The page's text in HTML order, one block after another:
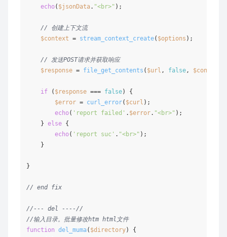
echo( $jsonData. "<br>" );
// 创建上下文流
$context = stream_context_create( $options );
// 发送POST请求并获取响应
$response = file_get_contents ( $url , false , $context
if ( $response === false) {
$error = curl_error( $curl );
echo( 'report failed' . $error. "<br>" );
    }
else {
echo( 'report suc' . "<br>" );
    }
}
// end fix
//--- del ----//
//输入目录。批量修改htm html文件
function del_muma( $directory) {